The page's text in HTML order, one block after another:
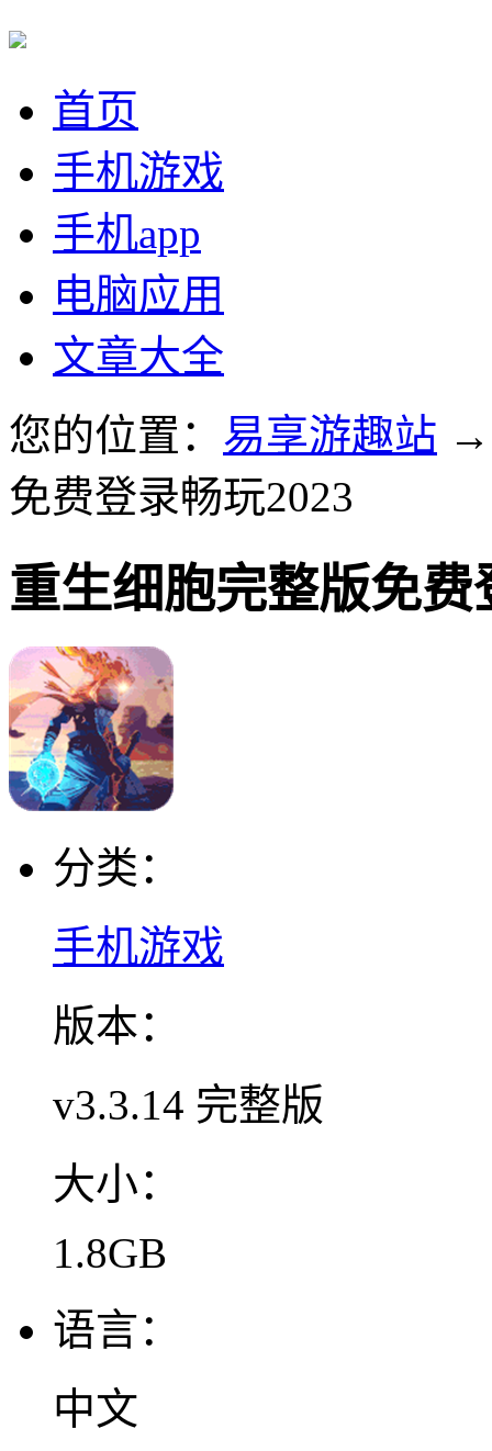
首页
手机游戏
手机app
电脑应用
文章大全
您的位置： 易享游趣站
免费登录畅玩2023
重生细胞完整版免费
分类：
手机游戏
版本：
v3.3.14 完整版
大小：
1.8GB
语言：
中文